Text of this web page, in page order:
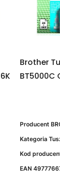
Brother
BT5000C
Producent
Kategoria
Kod
EAN